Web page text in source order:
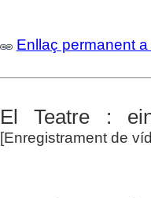
Enllaç permanent
El Teatre :
[Enregistrament de